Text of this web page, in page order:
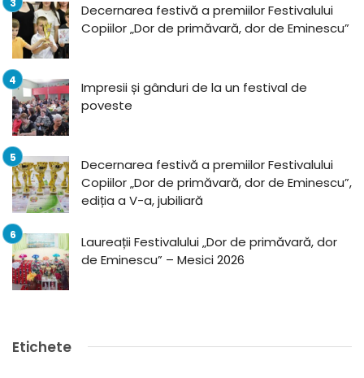
Decernarea festivă a premiilor Festivalului
Copiilor „Dor de primăvară, dor de Eminescu”
Impresii și gânduri de la un festival de
poveste
Decernarea festivă a premiilor Festivalului
Copiilor „Dor de primăvară, dor de Eminescu”,
ediția a V-a, jubiliară
Laureații Festivalului „Dor de primăvară, dor
de Eminescu” – Mesici 2026
Etichete